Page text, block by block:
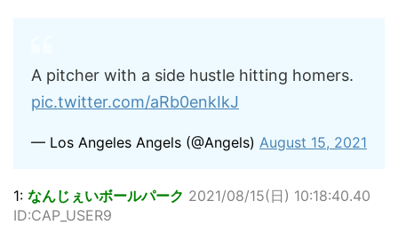
A pitcher with a side hustle hitting homers.
pic.twitter.com/aRb0enkIkJ
— Los Angeles Angels (@Angels) August 15, 2021
1: なんじぇいボールパーク 2021/08/15(日) 10:18:40.40
ID:CAP_USER9